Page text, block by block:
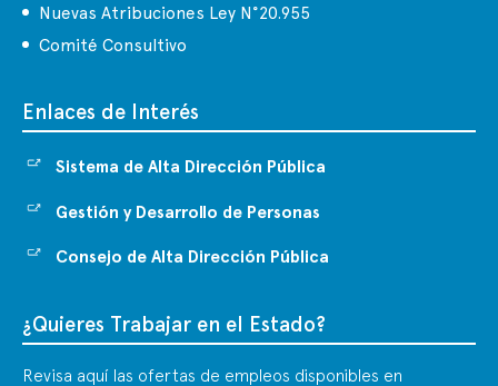
Nuevas Atribuciones Ley N°20.955
Comité Consultivo
Enlaces de Interés
Sistema de Alta Dirección Pública
Gestión y Desarrollo de Personas
Consejo de Alta Dirección Pública
¿Quieres Trabajar en el Estado?
Revisa aquí las ofertas de empleos disponibles en